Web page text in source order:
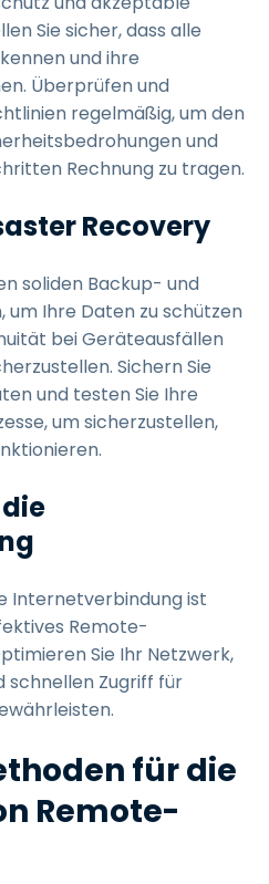
Sie sicher, dass alle
und ihre
Überprüfen und
regelmäßig, um den
und
Rechnung zu tragen.
Recovery
soliden Backup- und
um Ihre Daten zu schützen
bei Geräteausfällen
Sichern Sie
und testen Sie Ihre
um sicherzustellen,
Internetverbindung ist
Remote-
Sie Ihr Netzwerk,
schnellen Zugriff für
für die
Remote-